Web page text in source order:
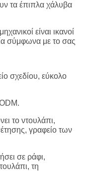
τα έπιπλα χάλυβα
είναι ικανοί
σύμφωνα με το σας
σχεδίου, εύκολο
το ντουλάπι,
γραφείο των
σε ράφι,
τη